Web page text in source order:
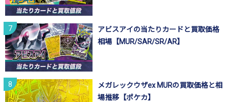
アビスアイの当たりカードと買取価格
相場【MUR/SAR/SR/AR】
メガレックウザex MURの買取価格と相
場推移【ポケカ】